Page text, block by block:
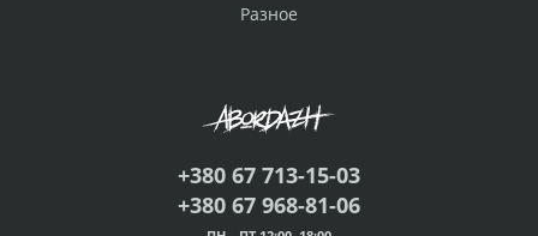
Разное
+380 67 713-15-03
+380 67 968-81-06